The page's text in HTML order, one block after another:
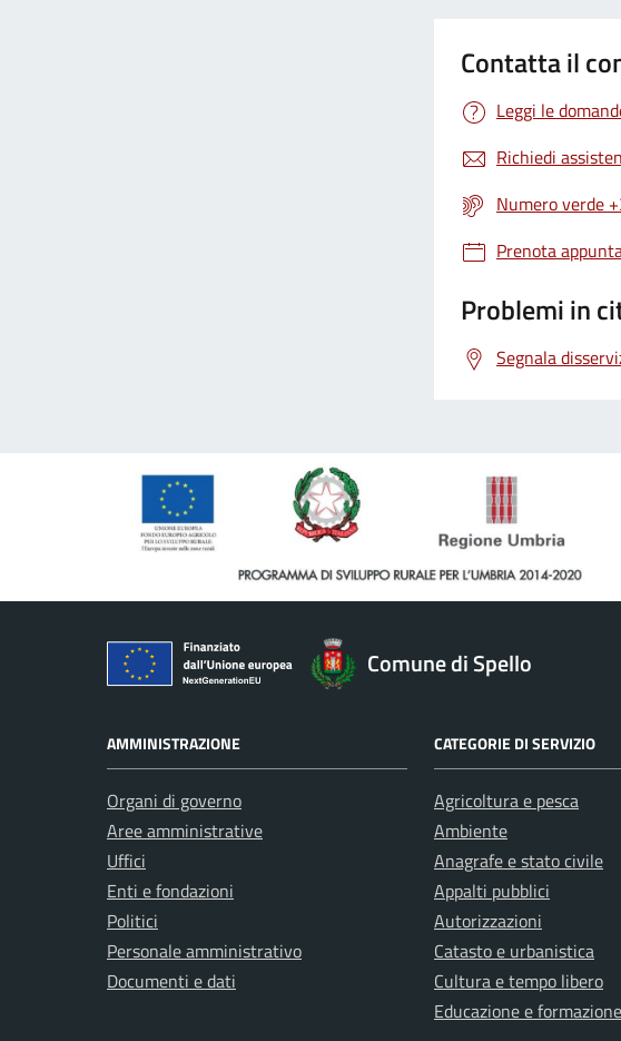
Contatta il
Leggi le
Richiedi
Numero verde
Prenota
Problemi in
Segnala
Comune di Spello
AMMINISTRAZIONE
Organi di governo
Aree amministrative
Uffici
Enti e fondazioni
Politici
Personale amministrativo
Documenti e dati
CATEGORIE DI SERVIZIO
Agricoltura e pesca
Ambiente
Anagrafe e stato civile
Appalti pubblici
Autorizzazioni
Catasto e urbanistica
Cultura e tempo libero
Educazione e formazione